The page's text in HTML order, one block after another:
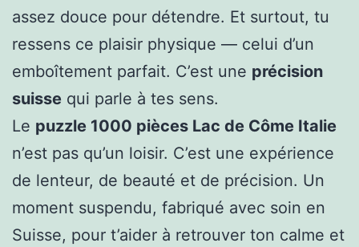
assez douce pour détendre. Et surtout, tu
ressens ce plaisir physique — celui d’un
emboîtement parfait. C’est une précision
suisse qui parle à tes sens.
Le puzzle 1000 pièces Lac de Côme Italie
n’est pas qu’un loisir. C’est une expérience
de lenteur, de beauté et de précision. Un
moment suspendu, fabriqué avec soin en
Suisse, pour t’aider à retrouver ton calme et